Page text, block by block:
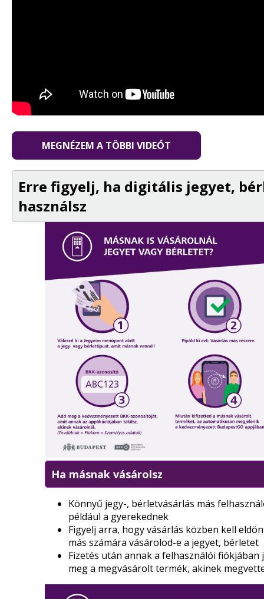
MEGNÉZEM A TÖBBI VIDEÓT
Erre figyelj, ha digitális jegyet,
használsz
Ha másnak vásárolsz
Könnyű jegy-, bérletvásárlás más
például a gyerekednek
Figyelj arra, hogy vásárlás közben kell
más számára vásárolod-e a jegyet, bérletet
Fizetés után annak a felhasználói fiókjában
meg a megvásárolt termék, akinek